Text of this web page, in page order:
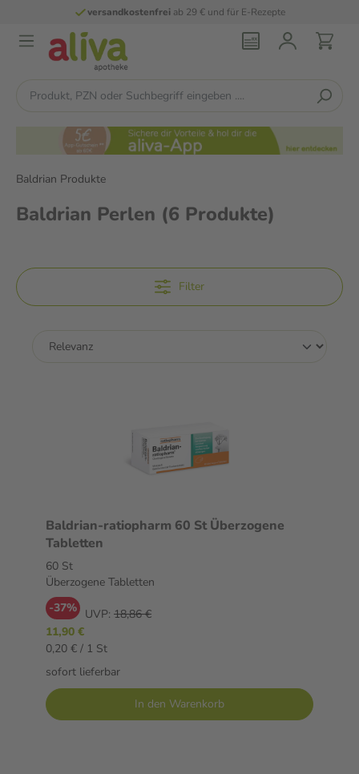
versandkostenfreiab 29 € und für E-Rezepte
Baldrian Produkte
Baldrian Perlen (6 Produkte)
Filter
Baldrian-ratiopharm 60 St Überzogene
Tabletten
60 St
Überzogene Tabletten
-37% UVP: 18,86 €
11,90 €
0,20 € / 1 St
sofort lieferbar
In den Warenkorb